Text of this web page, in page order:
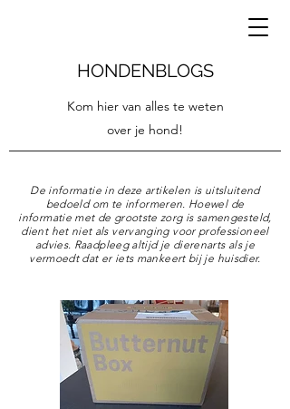
HONDENBLOGS
Kom hier van alles te weten
over je hond!
De informatie in deze artikelen is uitsluitend
bedoeld om te informeren. Hoewel de
informatie met de grootste zorg is samengesteld,
dient het niet als vervanging voor professioneel
advies. Raadpleeg altijd je dierenarts als je
vermoedt dat er iets mankeert bij je huisdier.